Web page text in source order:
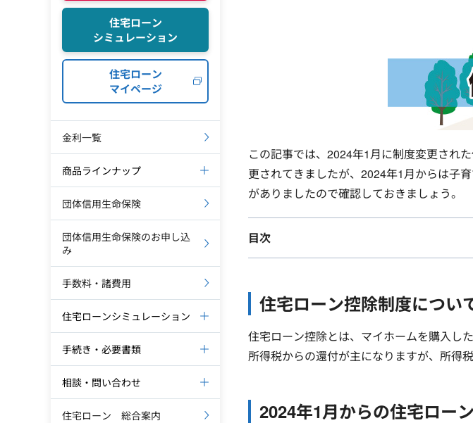
この記事では、2024年1月に制度変更され
更されてきましたが、2024年1月からは子
がありましたので確認しておきましょう。
目次
住宅ローン控除制度につい
住宅ローン控除とは、マイホームを購入し
所得税からの還付が主になりますが、所得
2024年1月からの住宅ロー
住宅ローン
シミュレーション
住宅ローン
マイページ
金利一覧
商品ラインナップ
団体信用生命保険
団体信用生命保険のお申し込
み
手数料・諸費用
住宅ローンシミュレーション
手続き・必要書類
相談・問い合わせ
住宅ローン 総合案内